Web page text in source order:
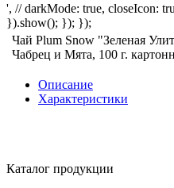
', // darkMode: true, closeIcon:
}).show(); }); });
Чай Plum Snow "Зеленая
Чабрец и Мята, 100 г.
Описание
Характеристики
Каталог продукции